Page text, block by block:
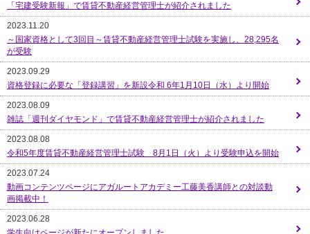
「宅建受験新報」で賃貸不動産経営管理士が紹介されました
2023.11.20
～国家資格として3回目～賃貸不動産経営管理士試験を実施し、28,295名
が受験
2023.09.29
資格登録に必要な「登録講習」を新設令和 6年1月10日（水）より開始
2023.08.09
雑誌「週刊ダイヤモンド」で賃貸不動産経営管理士が紹介されました
2023.08.08
令和5年度賃貸不動産経営管理士試験 8月1日（火）より受験申込を開始
2023.07.24
動画コンテンツページにアガルートアカデミー工藤美香講師との対談動
画掲載中！
2023.06.28